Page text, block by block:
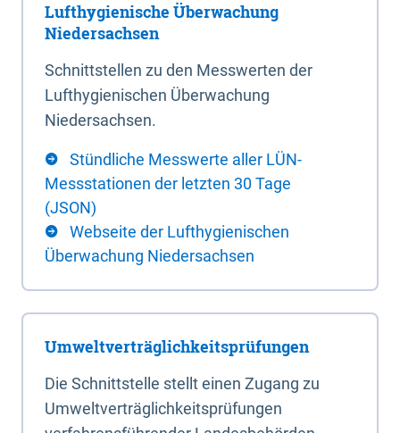
Lufthygienische Überwachung
Niedersachsen
Schnittstellen zu den Messwerten der
Lufthygienischen Überwachung
Niedersachsen.
Stündliche Messwerte aller LÜN-
Messstationen der letzten 30 Tage
(JSON)
Webseite der Lufthygienischen
Überwachung Niedersachsen
Umweltverträglichkeitsprüfungen
Die Schnittstelle stellt einen Zugang zu
Umweltverträglichkeitsprüfungen